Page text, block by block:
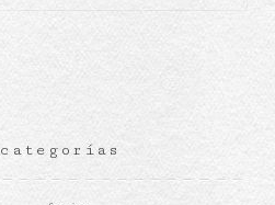
categorías